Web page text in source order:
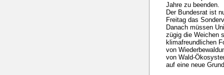
Jahre zu beenden.
Der Bundesrat ist
Freitag das
Danach müssen
zügig die Weichen
klimafreundlichen
von
von Wald-
auf eine neue